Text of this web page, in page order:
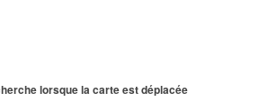
lorsque la carte est déplacée